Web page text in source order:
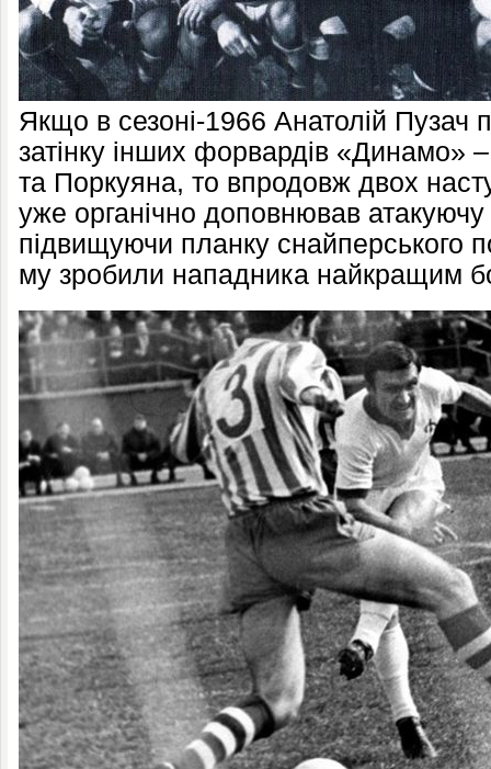
Якщо в сезоні-1966 Анатолій Пузач
затінку інших форвардів «Динамо»
та Поркуяна, то впродовж двох
уже органічно доповнював
підвищуючи планку снайперського
му зробили нападника найкращим